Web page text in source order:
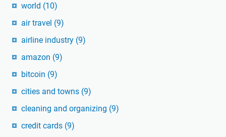
world (10)
air travel (9)
airline industry (9)
amazon (9)
bitcoin (9)
cities and towns (9)
cleaning and organizing (9)
credit cards (9)